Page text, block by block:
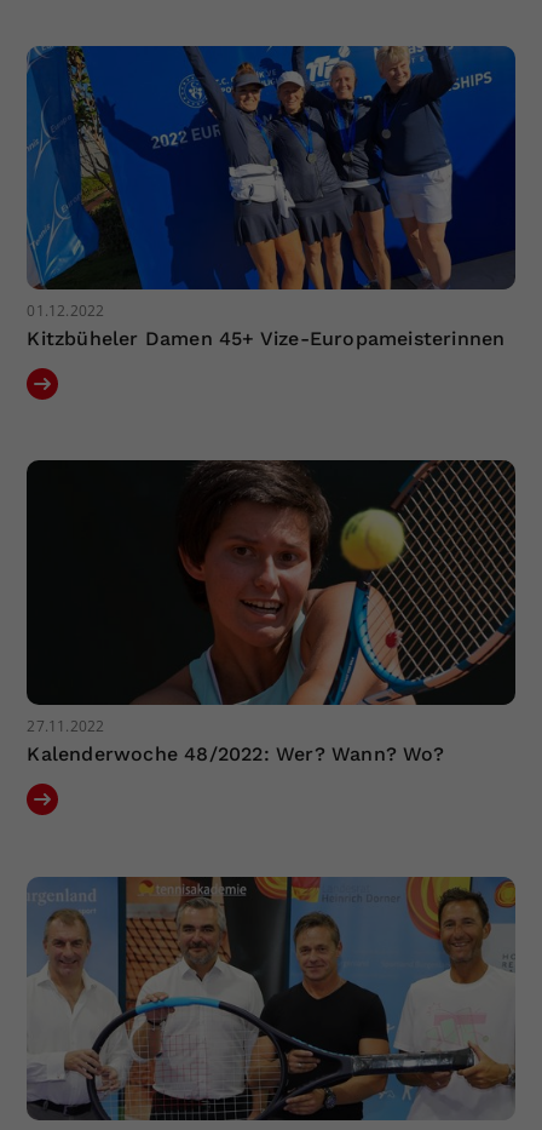
01.12.2022
Kitzbüheler Damen 45+ Vize-Europameisterinnen
27.11.2022
Kalenderwoche 48/2022: Wer? Wann? Wo?
Zweck
Einstellungen. Unter anderem eine
zufällig generierte ID, für die
historische Speicherung Ihrer
vorgenommen Einstellungen, falls der
Webseiten-Betreiber dies eingestellt
hat.